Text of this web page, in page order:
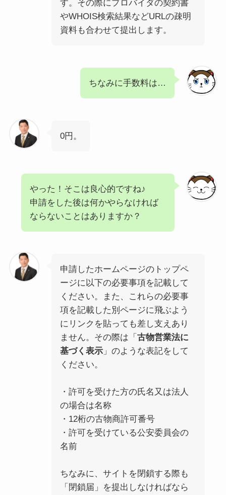
す。その際にプロバイダの契約書
やWHOIS検索結果などURLの疎明
資料も合わせて提出します。
ちなみに手数料は…
0円。
やった！そこは良心的ですね♪
申請をした後は何かやらなければ
ならないことはありますか？
申請したホームページのトップペ
ージに以下の必要事項を記載して
ください。また、これらの必要事
項を記載した別ページに飛ぶよう
にリンクを貼っても差し支えあり
ません。その際は「 古物営業法に
基づく表示」のような表記をして
ください。
・許可を受けた方の氏名又は法人
の場合は名称
・12桁の古物商許可番号
・許可を受けている公安委員会の
名前
ちなみに、サイトを閉鎖する際も
「閉鎖届」を提出しなければなら